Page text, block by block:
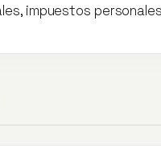
impuestos